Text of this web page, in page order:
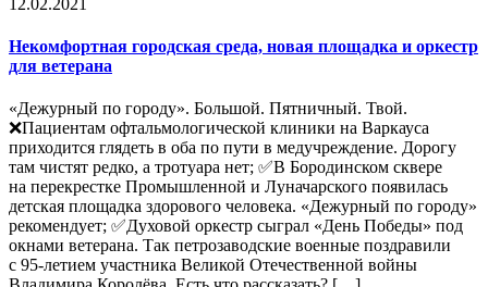
Некомфортная городская среда, новая площадка и оркестр
для ветерана
«Дежурный по городу». Большой. Пятничный. Твой.
❌Пациентам офтальмологической клиники на Варкауса
приходится глядеть в оба по пути в медучреждение. Дорогу
там чистят редко, а тротуара нет; ✅В Бородинском сквере
на перекрестке Промышленной и Луначарского появилась
детская площадка здорового человека. «Дежурный по городу»
рекомендует; ✅Духовой оркестр сыграл «День Победы» под
окнами ветерана. Так петрозаводские военные поздравили
с 95-летием участника Великой Отечественной войны